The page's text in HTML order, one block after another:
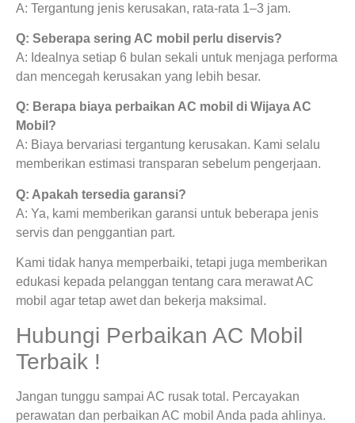
A: Tergantung jenis kerusakan, rata-rata 1–3 jam.
Q: Seberapa sering AC mobil perlu diservis?
A: Idealnya setiap 6 bulan sekali untuk menjaga performa
dan mencegah kerusakan yang lebih besar.
Q: Berapa biaya perbaikan AC mobil di Wijaya AC
Mobil?
A: Biaya bervariasi tergantung kerusakan. Kami selalu
memberikan estimasi transparan sebelum pengerjaan.
Q: Apakah tersedia garansi?
A: Ya, kami memberikan garansi untuk beberapa jenis
servis dan penggantian part.
Kami tidak hanya memperbaiki, tetapi juga memberikan
edukasi kepada pelanggan tentang cara merawat AC
mobil agar tetap awet dan bekerja maksimal.
Hubungi Perbaikan AC Mobil
Terbaik !
Jangan tunggu sampai AC rusak total. Percayakan
perawatan dan perbaikan AC mobil Anda pada ahlinya.